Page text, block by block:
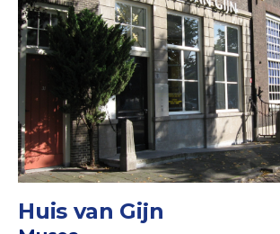
Huis van Gijn